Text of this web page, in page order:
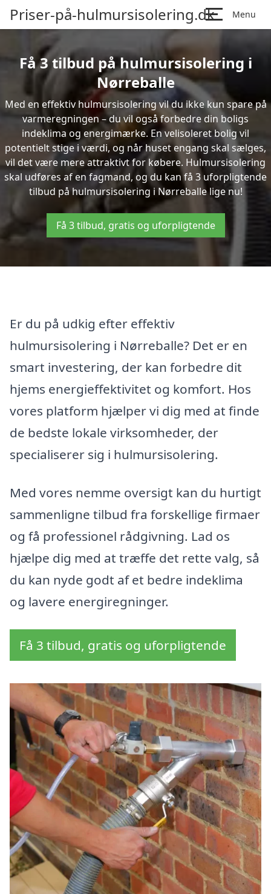
Priser-på-hulmursisolering.dk Menu
Få 3 tilbud på hulmursisolering i
Nørreballe
Med en effektiv hulmursisolering vil du ikke kun spare på
varmeregningen – du vil også forbedre din boligs
indeklima og energimærke. En velisoleret bolig vil
potentielt stige i værdi, og når huset engang skal sælges,
vil det være mere attraktivt for købere. Hulmursisolering
skal udføres af en fagmand, og du kan få 3 uforpligtende
tilbud på hulmursisolering i Nørreballe lige nu!
Få 3 tilbud, gratis og uforpligtende
Er du på udkig efter effektiv
hulmursisolering i Nørreballe? Det er en
smart investering, der kan forbedre dit
hjems energieffektivitet og komfort. Hos
vores platform hjælper vi dig med at finde
de bedste lokale virksomheder, der
specialiserer sig i hulmursisolering.
Med vores nemme oversigt kan du hurtigt
sammenligne tilbud fra forskellige firmaer
og få professionel rådgivning. Lad os
hjælpe dig med at træffe det rette valg, så
du kan nyde godt af et bedre indeklima
og lavere energiregninger.
Få 3 tilbud, gratis og uforpligtende